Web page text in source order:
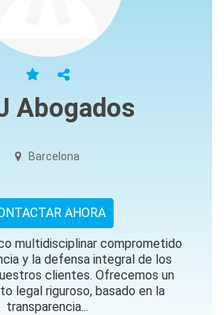
Abogados
Barcelona
AHORA
multidisciplinar comprometido
y la defensa integral de los
clientes. Ofrecemos un
legal riguroso, basado en la
transparencia...